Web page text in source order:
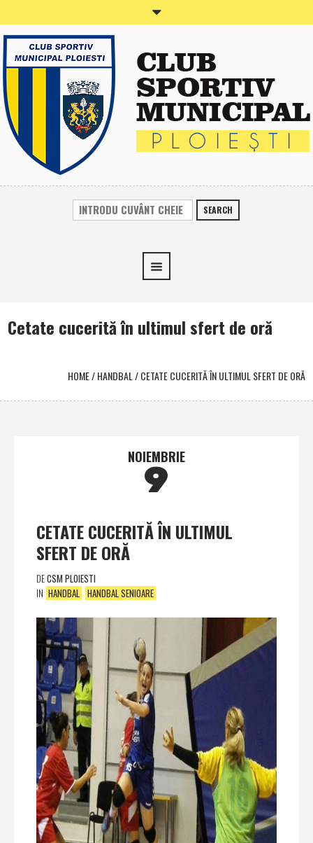
SEARCH
Cetate cucerită în ultimul sfert de oră
HOME/HANDBAL/CETATE CUCERITĂ ÎN ULTIMUL SFERT DE ORĂ
NOIEMBRIE
9
CETATE CUCERITĂ ÎN ULTIMUL
SFERT DE ORĂ
DECSM PLOIESTI
IN HANDBAL HANDBAL SENIOARE